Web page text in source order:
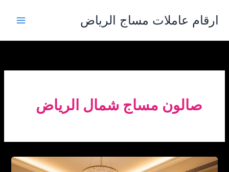
المحتوى
ارقام عاملات مساج الرياض
صالون مساج شمال الرياض